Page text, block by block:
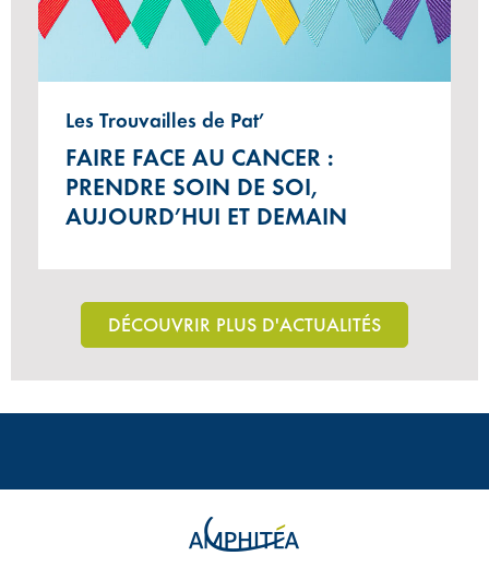
Les Trouvailles de Pat’
FAIRE FACE AU CANCER :
PRENDRE SOIN DE SOI,
AUJOURD’HUI ET DEMAIN
DÉCOUVRIR PLUS D'ACTUALITÉS